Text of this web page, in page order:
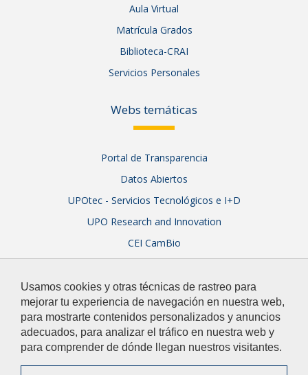
Usamos cookies y otras técnicas de rastreo para
mejorar tu experiencia de navegación en nuestra web,
para mostrarte contenidos personalizados y anuncios
adecuados, para analizar el tráfico en nuestra web y
para comprender de dónde llegan nuestros visitantes.
Aula Virtual
Matrícula Grados
Biblioteca-CRAI
Servicios Personales
Webs temáticas
Portal de Transparencia
Datos Abiertos
UPOtec - Servicios Tecnológicos e I+D
UPO Research and Innovation
CEI CamBio